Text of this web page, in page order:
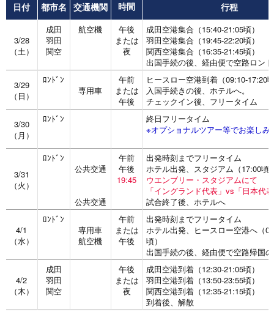
日付 都市名 交通機関 時間 行程
3/28
（土）
成田
羽田
関空
航空機
午後
または
夜
成田空港集合（15:40-21:05頃）
羽田空港集合（19:45-22:20頃）
関西空港集合（16:35-21:45頃）
出国手続の後、経由便で空路ロン
3/29
（日）
ﾛﾝﾄﾞﾝ
専用車
午前
または
午後
ヒースロー空港到着（09:10-17:20
入国手続きの後、ホテルへ。
チェックイン後、フリータイム
3/30
（月）
ﾛﾝﾄﾞﾝ
終日フリータイム
※オプショナルツアー等でお楽しみ
3/31
（火）
ﾛﾝﾄﾞﾝ
公共交通
公共交通
午前
午後
19:45
出発時刻までフリータイム
ホテル出発、スタジアム（17:00頃
ウエンブリー・スタジアムにて
「イングランド代表」vs「日本代
試合終了後、ホテルへ
4/1
（水）
ﾛﾝﾄﾞﾝ
専用車
航空機
午前
または
午後
出発時刻までフリータイム
ホテル出発、ヒースロー空港へ（
頃）
出国手続の後、経由便で空路帰国
4/2
（木）
成田
羽田
関空
午後
または
夜
成田空港到着（12:30-21:05頃）
羽田空港到着（13:50-23:55頃）
関西空港到着（12:35-21:15頃）
到着後、解散